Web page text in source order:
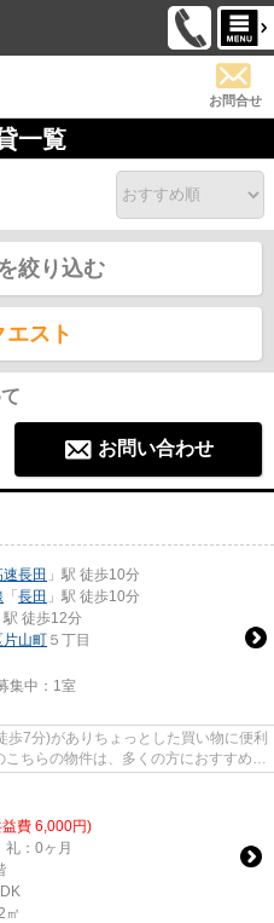
お問合せ
一覧
絞り込む
スト
お問い合わせ
速長田 」駅 徒歩10分
「 長田 」駅 徒歩10分
駅 徒歩12分
片山町 ５丁目
集中： 1室
7分)がありちょっとした買い物に便利
ちらの物件は、多くの方におすすめで
費 6,000円)
礼：0ヶ月
㎡